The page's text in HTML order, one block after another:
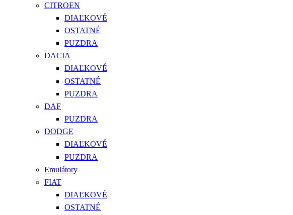
CITROEN
DIAĽKOVÉ
OSTATNÉ
PUZDRA
DACIA
DIAĽKOVÉ
OSTATNÉ
PUZDRA
DAF
PUZDRA
DODGE
DIAĽKOVÉ
PUZDRA
Emulátory
FIAT
DIAĽKOVÉ
OSTATNÉ